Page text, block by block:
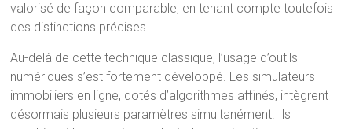
valorisé de façon comparable, en tenant compte toutefois
des distinctions précises.
Au-delà de cette technique classique, l’usage d’outils
numériques s’est fortement développé. Les simulateurs
immobiliers en ligne, dotés d’algorithmes affinés, intègrent
désormais plusieurs paramètres simultanément. Ils